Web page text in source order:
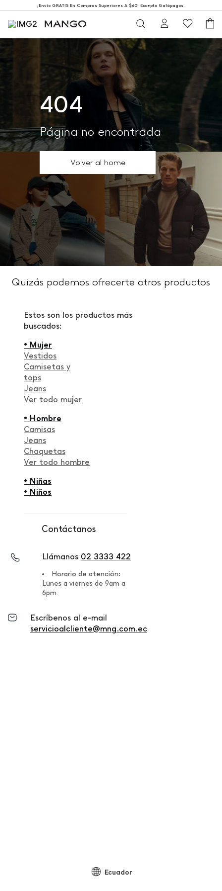
¡Envío GRATIS En Compras Superiores A $60! Excepto Galápagos.
404
Página no encontrada
Volver al home
Quizás podemos ofrecerte otros productos
Estos son los productos más
buscados:
• Mujer
Vestidos
Camisetas y
tops
Jeans
Ver todo mujer
• Hombre
Camisas
Jeans
Chaquetas
Ver todo hombre
• Niñas
• Niños
Contáctanos
Llámanos 02 3333 422
Horario de atención:
Lunes a viernes de 9am a
6pm
Escríbenos al e-mail
servicioalcliente@mng.com.ec
Ecuador